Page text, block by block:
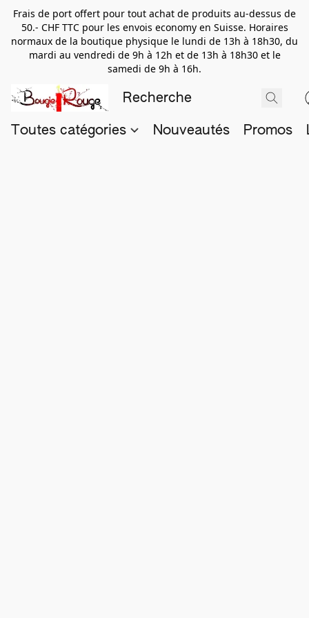
Frais de port offert pour tout achat de produits au-dessus de
50.- CHF TTC pour les envois economy en Suisse. Horaires
normaux de la boutique physique le lundi de 13h à 18h30, du
mardi au vendredi de 9h à 12h et de 13h à 18h30 et le
samedi de 9h à 16h.
Toutes catégories Nouveautés Promos